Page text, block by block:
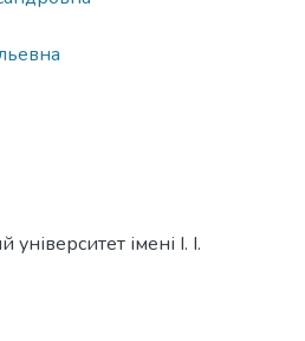
імені І. І.